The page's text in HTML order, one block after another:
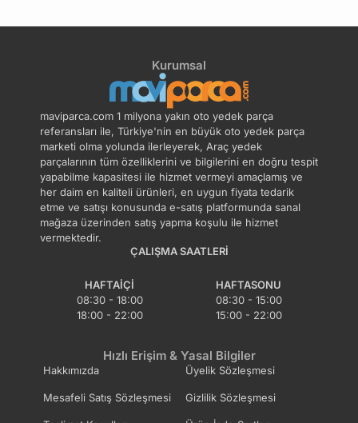
Kurumsal
maviparca.com 1 milyona yakın oto yedek parça
referansları ile, Türkiye'nin en büyük oto yedek parça
marketi olma yolunda ilerleyerek, Araç yedek
parçalarının tüm özelliklerini ve bilgilerini en doğru tespit
yapabilme kapasitesi ile hizmet vermeyi amaçlamış ve
her daim en kaliteli ürünleri, en uygun fiyata tedarik
etme ve satışı konusunda e-satış platformunda sanal
mağaza üzerinden satış yapma koşulu ile hizmet
vermektedir.
ÇALIŞMA SAATLERI
HAFTAIÇI
08:30 - 18:00
18:00 - 22:00
HAFTASONU
08:30 - 15:00
15:00 - 22:00
Hızlı Erişim & Yasal Bilgiler
Hakkımızda Üyelik Sözleşmesi
Mesafeli Satış Sözleşmesi Gizlilik Sözleşmesi